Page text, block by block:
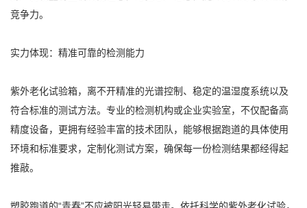
竞争力。
实力体现：精准可靠的检测能力
紫外老化试验箱，离不开精准的光谱控制、稳定的温湿度系统以及
符合标准的测试方法。专业的检测机构或企业实验室，不仅配备高
精度设备，更拥有经验丰富的技术团队，能够根据跑道的具体使用
环境和标准要求，定制化测试方案，确保每一份检测结果都经得起
推敲。